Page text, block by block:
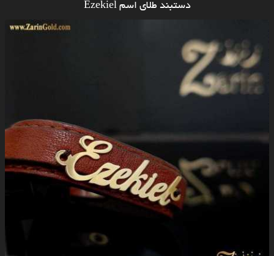
دستبند طلای اسم Ezekiel